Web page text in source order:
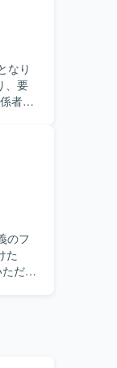
上
を
。
なり
のフ
だき
理解